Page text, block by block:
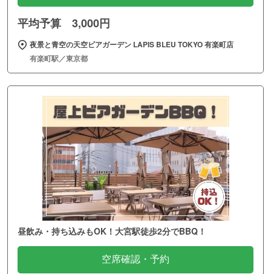
平均予算 3,000円
夜景と青空の天空ビアガーデン LAPIS BLEU TOKYO 有楽町店
有楽町駅／東京都
昼飲み・持ち込みもOK！大宮駅徒歩2分でBBQ！
空席確認・予約